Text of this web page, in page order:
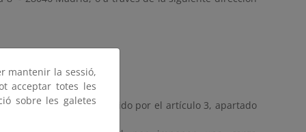
2018 según lo establecido por el artículo 3, apartado
mantenir la sessió,
acceptar totes les
sobre les galetes